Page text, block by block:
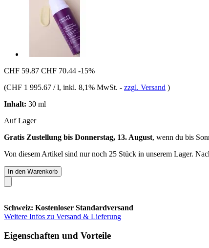
CHF 59.87 CHF 70.44 -15%
(CHF 1 995.67 / l, inkl. 8,1% MwSt. - zzgl. Versand )
Inhalt: 30 ml
Auf Lager
Gratis Zustellung bis Donnerstag, 13. August, wenn du bis
Von diesem Artikel sind nur noch 25 Stück in unserem Lager.
In den Warenkorb
Schweiz: Kostenloser Standardversand
Weitere Infos zu Versand & Lieferung
Eigenschaften und Vorteile